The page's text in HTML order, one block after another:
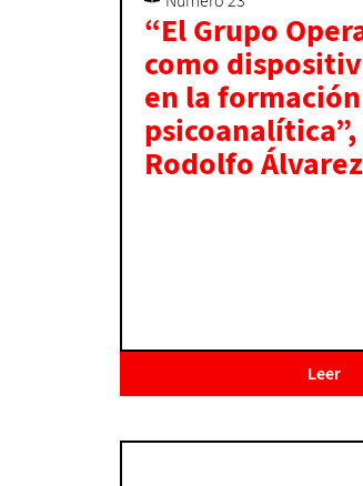
“El Grupo
como
en la formación
Rodolfo Álvarez
Leer